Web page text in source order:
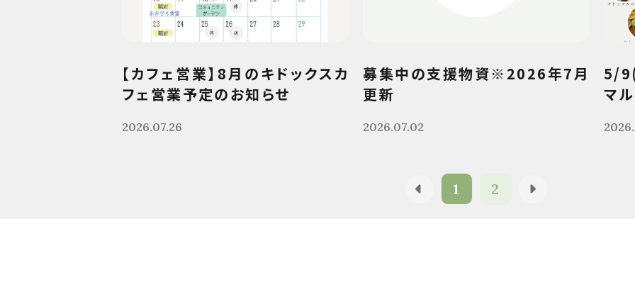
【カフェ営業】8月のキドックスカ
フェ営業予定のお知らせ
2026.07.26
募集中の支援物資※2026年7月
更新
2026.07.02
5/
マ
1 2